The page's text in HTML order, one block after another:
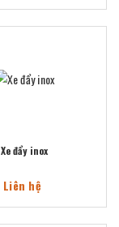
Xe đẩy inox
Liên hệ